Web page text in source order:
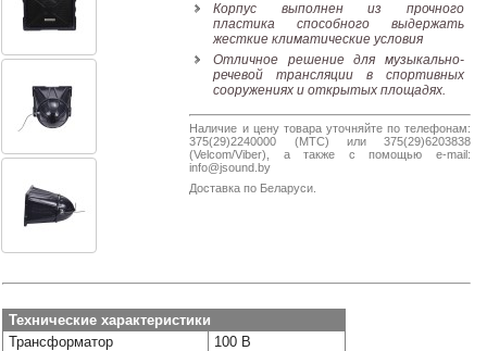
8
0162
25-
38-
38
Корпус выполнен из прочного
пластика способного выдержать
жесткие климатические условия
Отличное решение для музыкально-
речевой трансляции в спортивных
сооружениях и открытых площадях.
Наличие и цену товара уточняйте по телефонам:
375(29)2240000 (МТС) или 375(29)6203838
(Velcom/Viber), а также с помощью e-mail:
info@jsound.by
Доставка по Беларуси.
Технические характеристики
Трансформатор
100 В